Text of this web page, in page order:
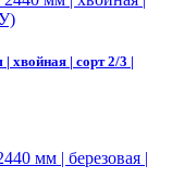
| сорт 2/3 |